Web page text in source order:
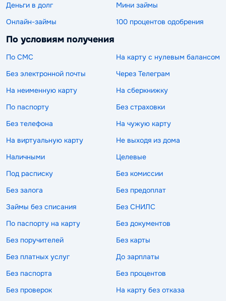
Деньги в долг
Мини займы
Онлайн-займы
100 процентов одобрения
По условиям получения
По СМС
На карту с нулевым балансом
Без электронной почты
Через Телеграм
На неименную карту
На сберкнижку
По паспорту
Без страховки
Без телефона
На чужую карту
На виртуальную карту
Не выходя из дома
Наличными
Целевые
Под расписку
Без комиссии
Без залога
Без предоплат
Займы без списания
Без СНИЛС
По паспорту на карту
Без документов
Без поручителей
Без карты
Без платных услуг
До зарплаты
Без паспорта
Без процентов
Без проверок
На карту без отказа